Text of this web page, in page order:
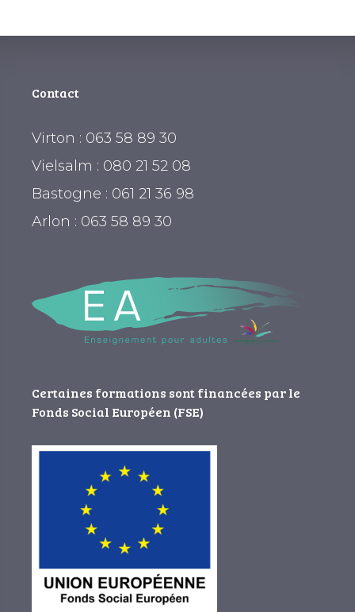
Contact
Virton : 063 58 89 30
Vielsalm : 080 21 52 08
Bastogne : 061 21 36 98
Arlon : 063 58 89 30
Certaines formations sont financées par le
Fonds Social Européen (FSE)